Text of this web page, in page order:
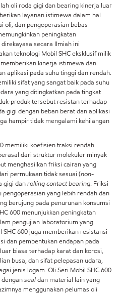
oli roda gigi dan bearing kinerja luar
layanan istimewa dalam hal
oli, dan pengoperasian bebas
peningkatan
secara Ilmiah ini
teknologi Mobil SHC eksklusif milik
kinerja istimewa dan
aplikasi pada suhu tinggi dan rendah.
sifat yang sangat baik pada suhu
yang ditingkatkan pada tingkat
produk tersebut resistan terhadap
gigi dengan beban berat dan aplikasi
hampir tidak mengalami kehilangan
memiliki koefisien traksi rendah
dari struktur molekuler minyak
menghasilkan friksi cairan yang
permukaan tidak sesuai (non-
gigi danrolling contact bearing. Friksi
yang lebih rendah dan
berujung pada penurunan konsumsi
600 menunjukkan peningkatan
pengujian laboratorium yang
600 juga memberikan resistansi
dan pembentukan endapan pada
biasa terhadap karat dan korosi,
busa, dan sifat pelepasan udara,
jenis logam. Oli Seri Mobil SHC 600
sealdan material lain yang
menggunakan pelumas oli